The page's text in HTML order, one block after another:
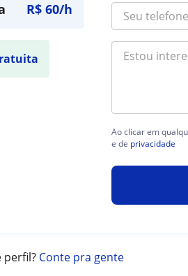
R$ 60/h
Ao clicar em
e de privacidade
perfil? Conte pra gente